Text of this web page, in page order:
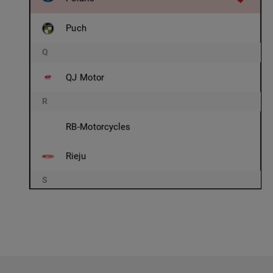
Puch
Q
QJ Motor
R
RB-Motorcycles
Rieju
S